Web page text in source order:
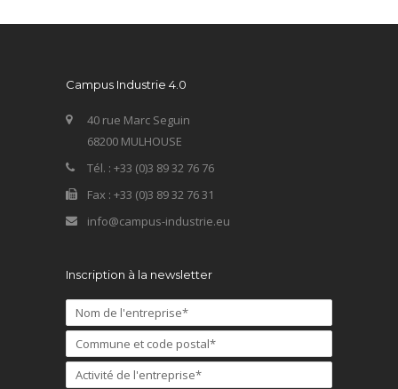
Campus Industrie 4.0
40 rue Marc Seguin
68200 MULHOUSE
Tél. : +33 (0)3 89 32 76 76
Fax : +33 (0)3 89 32 76 31
info@campus-industrie.eu
Inscription à la newsletter